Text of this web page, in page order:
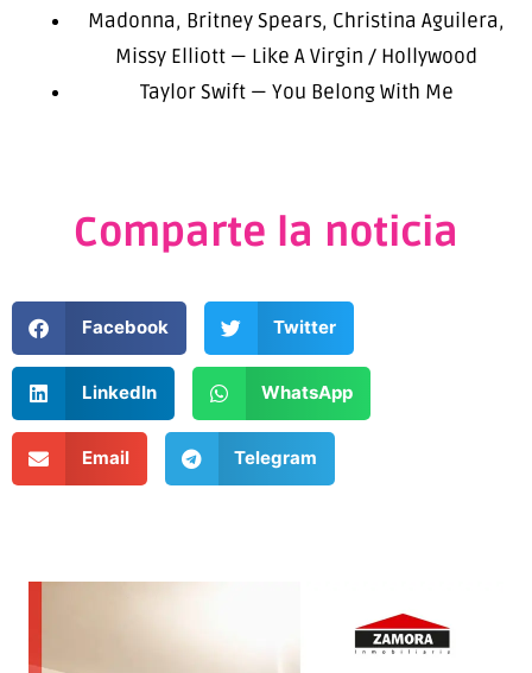
Madonna, Britney Spears, Christina Aguilera,
Missy Elliott — Like A Virgin / Hollywood
Taylor Swift — You Belong With Me
Comparte la noticia
Facebook Twitter
LinkedIn WhatsApp
Email Telegram